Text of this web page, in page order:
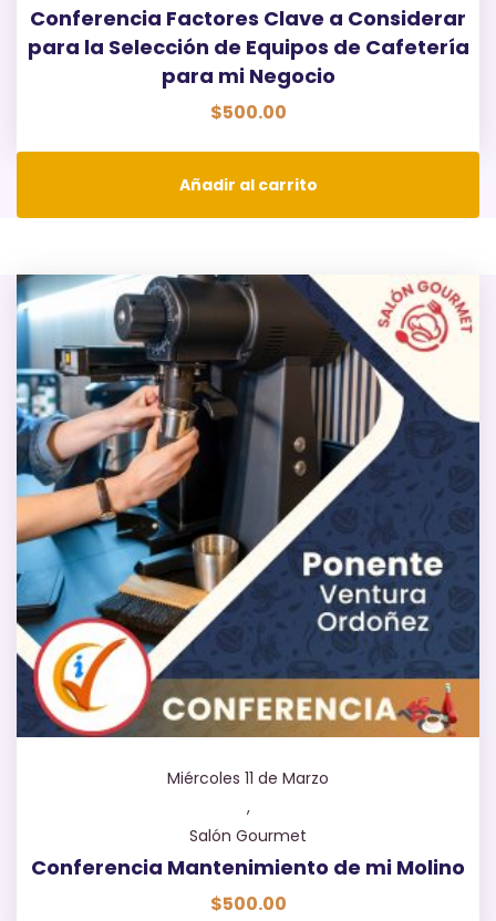
Conferencia Factores Clave a Considerar
para la Selección de Equipos de Cafetería
para mi Negocio
$500.00
Añadir al carrito
Miércoles 11 de Marzo
,
Salón Gourmet
Conferencia Mantenimiento de mi Molino
$500.00